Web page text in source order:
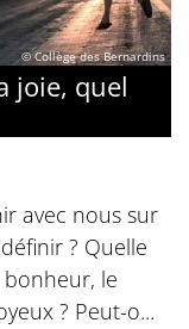
© Collège des Bernardins
joie, quel
avec nous sur
? Quelle
le
? Peut-o...